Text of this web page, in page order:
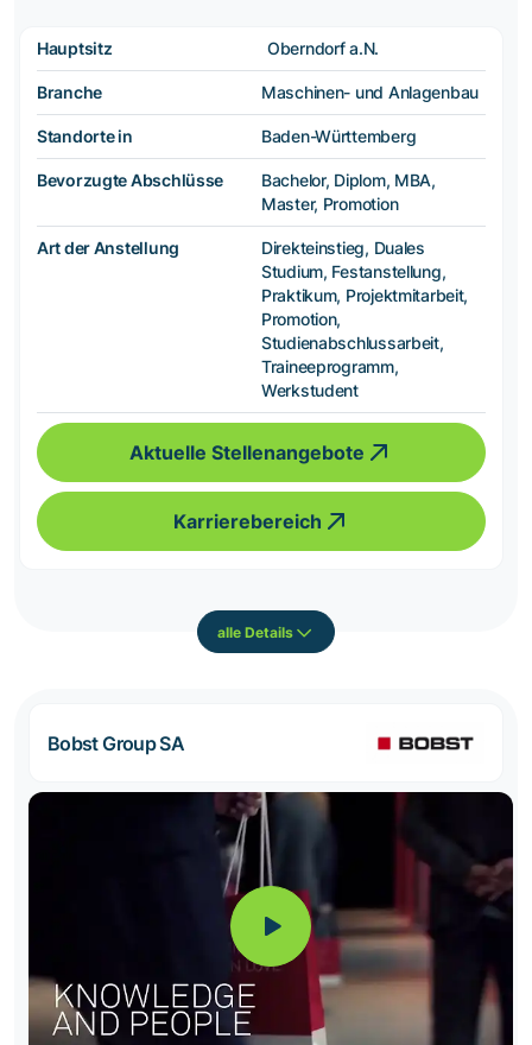
Hauptsitz Oberndorf a.N.
Branche Maschinen- und Anlagenbau
Standorte in Baden-Württemberg
Bevorzugte Abschlüsse
Bachelor, Diplom, MBA,
Master, Promotion
Art der Anstellung
Direkteinstieg, Duales
Studium, Festanstellung,
Praktikum, Projektmitarbeit,
Promotion,
Studienabschlussarbeit,
Traineeprogramm,
Werkstudent
Aktuelle Stellenangebote
Karrierebereich
alle Details
Bobst Group SA